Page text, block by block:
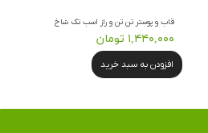
قاب و پوستر تن تن و راز اسب تک شاخ
۱,۴۴۰,۰۰۰ تومان
افزودن به سبد خرید